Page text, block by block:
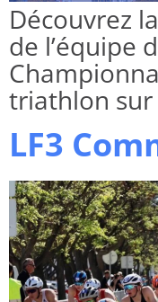
Découvrez
de l’équipe
triathlon
LF3